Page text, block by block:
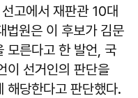
고에서 재판관 10대
법원은 이 후보가 김문
모른다고 한 발언, 국
이 선거인의 판단을
해당한다고 판단했다.